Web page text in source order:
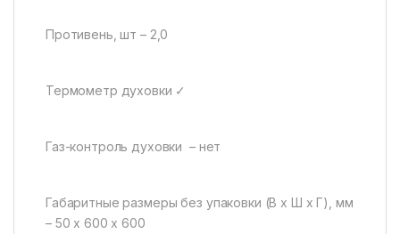
Противень, шт – 2,0
Термометр духовки ✓
Газ-контроль духовки – нет
Габаритные размеры без упаковки (В х Ш х Г), мм
– 50 х 600 х 600